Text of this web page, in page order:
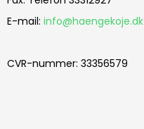
E-mail: info@haengekoje.dk
CVR-nummer: 33356579